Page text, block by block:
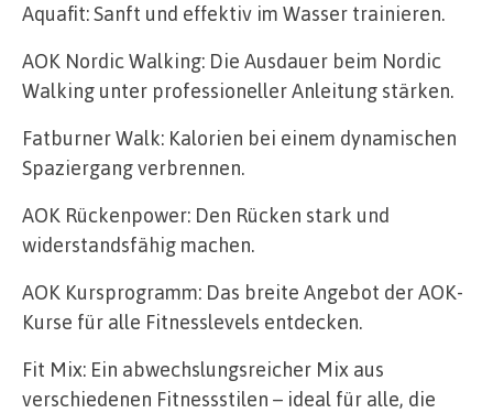
Aquafit: Sanft und effektiv im Wasser trainieren.
AOK Nordic Walking: Die Ausdauer beim Nordic
Walking unter professioneller Anleitung stärken.
Fatburner Walk: Kalorien bei einem dynamischen
Spaziergang verbrennen.
AOK Rückenpower: Den Rücken stark und
widerstandsfähig machen.
AOK Kursprogramm: Das breite Angebot der AOK-
Kurse für alle Fitnesslevels entdecken.
Fit Mix: Ein abwechslungsreicher Mix aus
verschiedenen Fitnessstilen – ideal für alle, die